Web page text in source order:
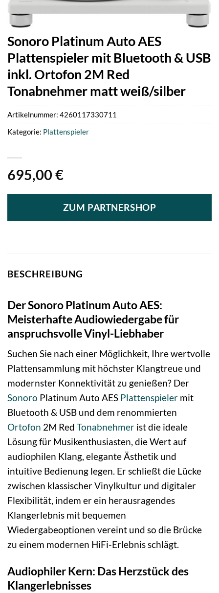
Sonoro Platinum Auto AES
Plattenspieler mit Bluetooth & USB
inkl. Ortofon 2M Red
Tonabnehmer matt weiß/silber
695,00 €
ZUM PARTNERSHOP
Artikelnummer: 4260117330711
Kategorie: Plattenspieler
BESCHREIBUNG
Der Sonoro Platinum Auto AES:
Meisterhafte Audiowiedergabe für
anspruchsvolle Vinyl-Liebhaber
Suchen Sie nach einer Möglichkeit, Ihre wertvolle
Plattensammlung mit höchster Klangtreue und
modernster Konnektivität zu genießen? Der
Sonoro Platinum Auto AES Plattenspieler mit
Bluetooth & USB und dem renommierten
Ortofon 2M Red Tonabnehmer ist die ideale
Lösung für Musikenthusiasten, die Wert auf
audiophilen Klang, elegante Ästhetik und
intuitive Bedienung legen. Er schließt die Lücke
zwischen klassischer Vinylkultur und digitaler
Flexibilität, indem er ein herausragendes
Klangerlebnis mit bequemen
Wiedergabeoptionen vereint und so die Brücke
zu einem modernen HiFi-Erlebnis schlägt.
Audiophiler Kern: Das Herzstück des
Klangerlebnisses